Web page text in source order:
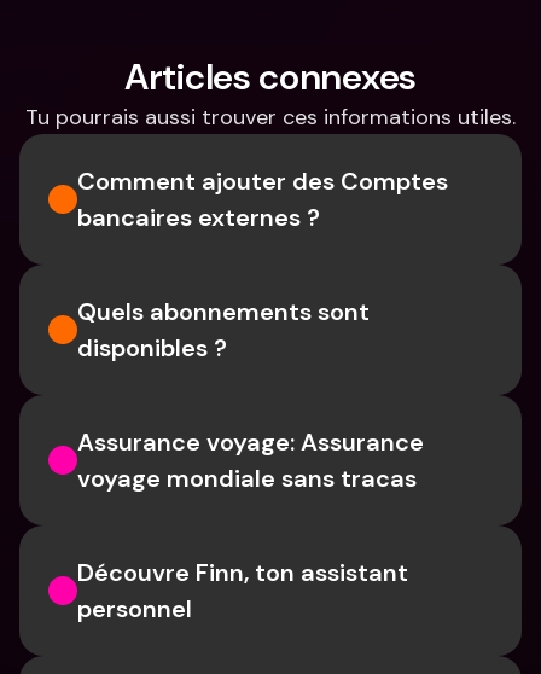
Articles connexes
Tu pourrais aussi trouver ces informations utiles.
Comment ajouter des Comptes
bancaires externes ?
Quels abonnements sont
disponibles ?
Assurance voyage: Assurance
voyage mondiale sans tracas
Découvre Finn, ton assistant
personnel